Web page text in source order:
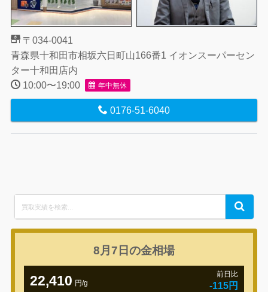
〒034-0041
青森県十和田市相坂六日町山166番1 イオンスーパーセン
ター十和田店内
10:00〜19:00
年中無休
0176-51-6040
for:
Search
8月7日の金相場
22,410 円/g
前日比
-115円